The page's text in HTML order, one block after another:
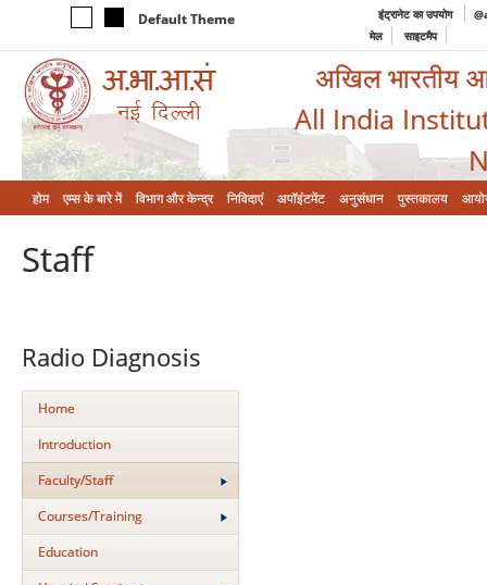
Default Theme इंट्रानेट का उपयोग
मेल
साइटमैप
अखिल भारतीय
All India
होम एम्‍स के बारे में विभाग और केन्‍द्र निविदाएं अपॉइंटमेंट अनुसंधान पुस्तकालय
Staff
Radio Diagnosis
Home
Introduction
Faculty/Staff
Courses/Training
Education